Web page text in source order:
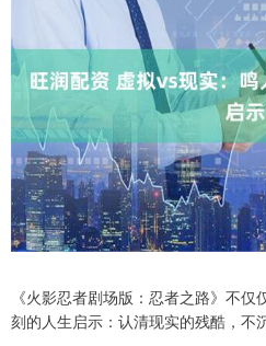
《火影忍者剧场版：忍者之路》不
刻的人生启示：认清现实的残酷，不